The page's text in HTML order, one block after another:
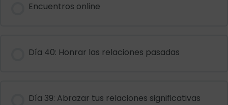
Encuentros online
Día 40: Honrar las relaciones pasadas
Día 39: Abrazar tus relaciones significativas